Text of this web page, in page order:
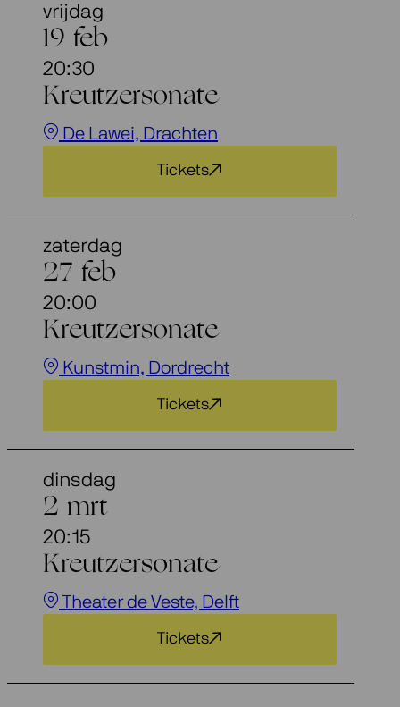
vrijdag
19 feb
20:30
Kreutzersonate
De Lawei, Drachten
Tickets
zaterdag
27 feb
20:00
Kreutzersonate
Kunstmin, Dordrecht
Tickets
dinsdag
2 mrt
20:15
Kreutzersonate
Theater de Veste, Delft
Tickets